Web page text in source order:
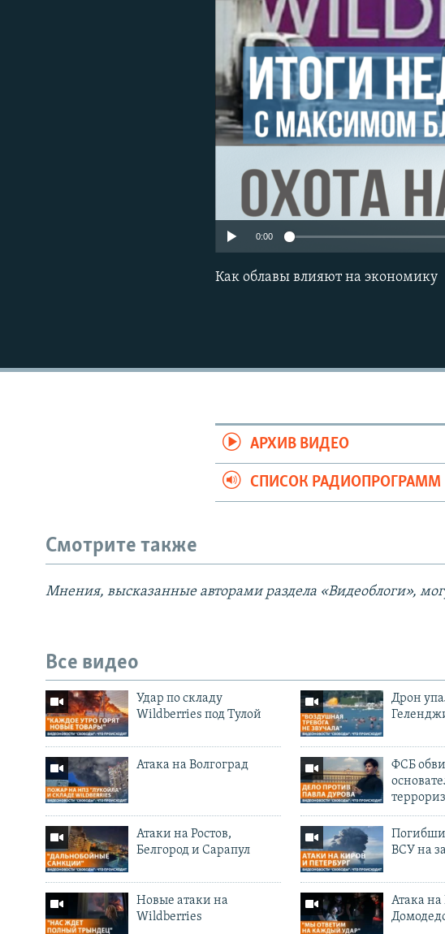
Auto
0:00
Как облавы влияют на экономику
АРХИВ ВИДЕО
СПИСОК РАДИОПРОГРАММ
Смотрите также
Мнения, высказанные авторами раздела «Видеоблоги»,
Все видео
Удар по складу
Wildberries под Тулой
Дрон
Атака на Волгоград
ФСБ
Атаки на Ростов,
Белгород и Сарапул
ВСУ на
Новые атаки на
Wildberries
Атака на